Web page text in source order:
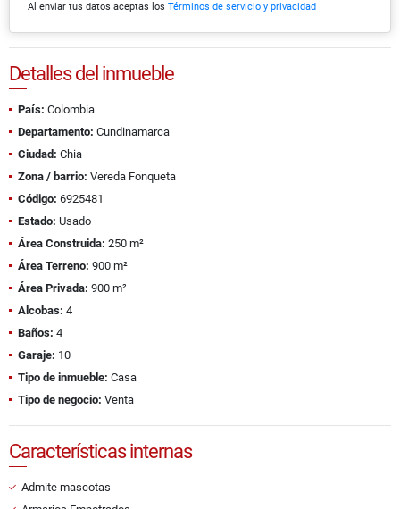
Al enviar tus datos aceptas los Términos de servicio y privacidad
Detalles del inmueble
País: Colombia
Departamento: Cundinamarca
Ciudad: Chia
Zona / barrio: Vereda Fonqueta
Código: 6925481
Estado: Usado
Área Construida: 250 m²
Área Terreno: 900 m²
Área Privada: 900 m²
Alcobas: 4
Baños: 4
Garaje: 10
Tipo de inmueble: Casa
Tipo de negocio: Venta
Características internas
Admite mascotas